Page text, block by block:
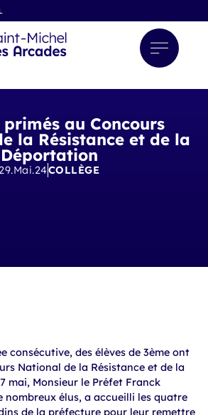
au Concours
la Résistance et de la
Déportation
COLLÈGE
consécutive, des élèves de 3ème ont
National de la Résistance et de la
mai, Monsieur le Préfet Franck
nombreux élus, a accueilli les quatre
de la préfecture pour leur remettre